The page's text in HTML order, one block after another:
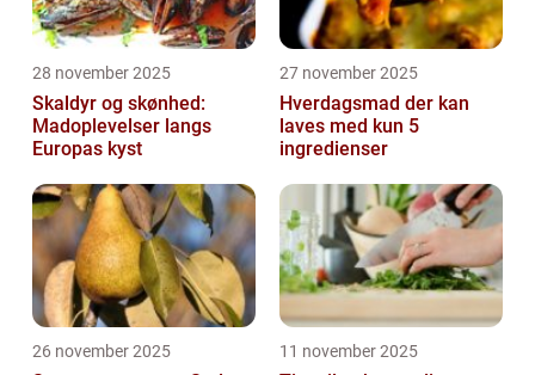
28 november 2025
Skaldyr og skønhed:
Madoplevelser langs
Europas kyst
27 november 2025
Hverdagsmad der kan
laves med kun 5
ingredienser
26 november 2025 11 november 2025